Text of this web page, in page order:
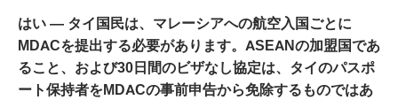
はい — タイ国民は、マレーシアへの航空入国ごとに
MDACを提出する必要があります。ASEANの加盟国であ
ること、および30日間のビザなし協定は、タイのパスポ
ート保持者をMDACの事前申告から免除するものではあ